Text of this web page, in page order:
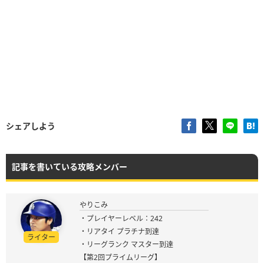
シェアしよう
記事を書いている攻略メンバー
ライター
やりこみ
・プレイヤーレベル：242
・リアタイ プラチナ到達
・リーグランク マスター到達
【第2回プライムリーグ】